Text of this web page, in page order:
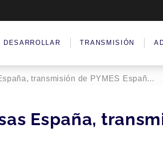
DESARROLLAR TRANSMISIÓN
transmisión de PYMES Españ...
España,